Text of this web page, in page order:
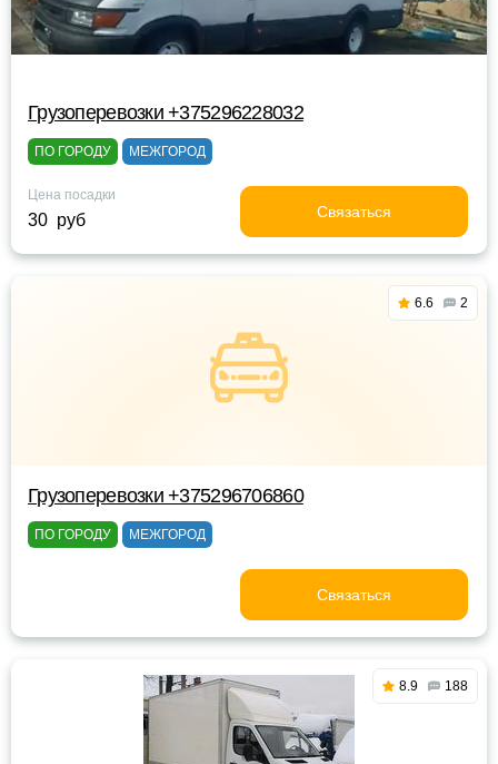
Грузоперевозки +375296228032
ПО ГОРОДУ МЕЖГОРОД
Цена посадки
30 руб Связаться
6.6 2
Грузоперевозки +375296706860
ПО ГОРОДУ МЕЖГОРОД
Связаться
8.9 188